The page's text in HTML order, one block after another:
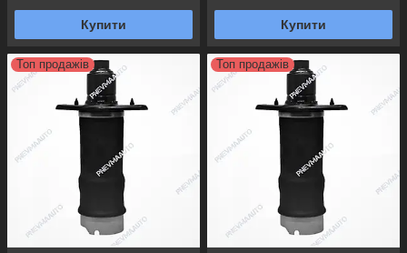
Купити Купити
Топ продажів Топ продажів